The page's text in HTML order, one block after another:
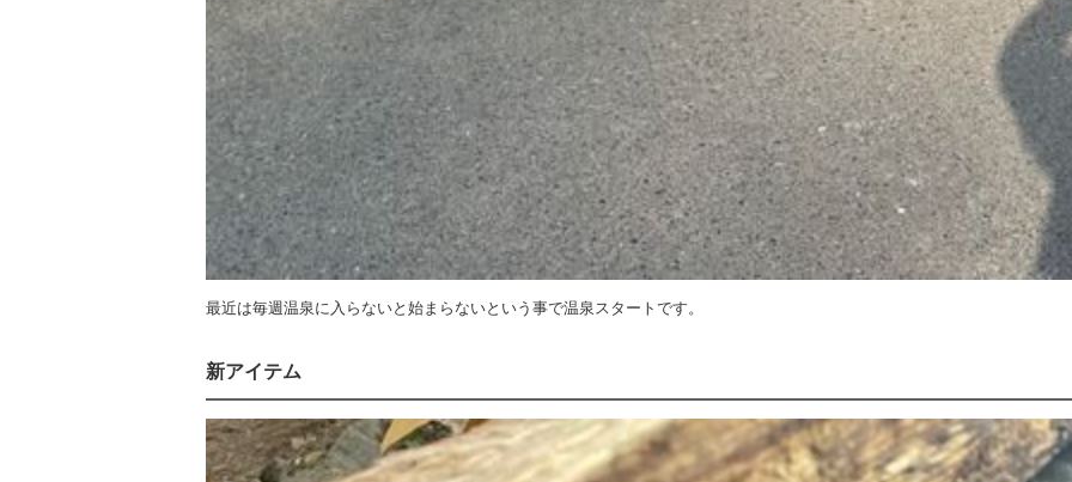
最近は毎週温泉に入らないと始まらないという事で温泉スタートです。
新アイテム